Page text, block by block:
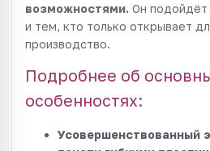
возможностями. Он подойдёт
и тем, кто только открывает
производство.
Подробнее об
особенностях:
Усовершенствованный